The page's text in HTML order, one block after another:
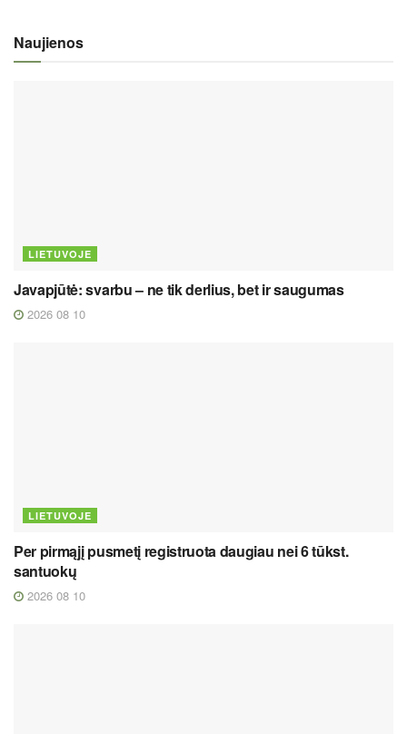
Naujienos
LIETUVOJE
Javapjūtė: svarbu – ne tik derlius, bet ir saugumas
2026 08 10
LIETUVOJE
Per pirmąjį pusmetį registruota daugiau nei 6 tūkst.
santuokų
2026 08 10